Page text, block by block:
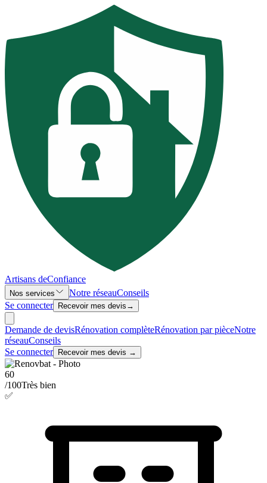
Artisans deConfiance
Nos services Notre réseauConseils
Se connecter
Recevoir mes devis →
Demande de devisRénovation complèteRénovation par pièceNotre
réseauConseils
Se connecter
Recevoir mes devis →
60
/100Très bien
✅